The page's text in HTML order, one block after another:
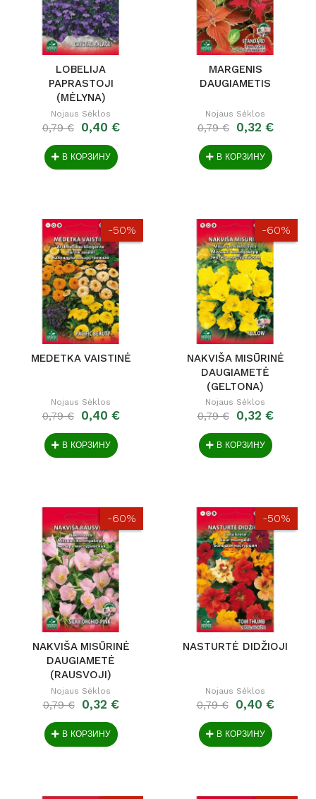
LOBELIJA
PAPRASTOJI
(MĖLYNA)
Nojaus Sėklos
0,79 € 0,40 €
В КОРЗИНУ
MARGENIS
DAUGIAMETIS
Nojaus Sėklos
0,79 € 0,32 €
В КОРЗИНУ
-50%
MEDETKA VAISTINĖ
Nojaus Sėklos
0,79 € 0,40 €
В КОРЗИНУ
-60%
NAKVIŠA MISŪRINĖ
DAUGIAMETĖ
(GELTONA)
Nojaus Sėklos
0,79 € 0,32 €
В КОРЗИНУ
-60%
NAKVIŠA MISŪRINĖ
DAUGIAMETĖ
(RAUSVOJI)
Nojaus Sėklos
0,79 € 0,32 €
В КОРЗИНУ
-50%
NASTURTĖ DIDŽIOJI
Nojaus Sėklos
0,79 € 0,40 €
В КОРЗИНУ